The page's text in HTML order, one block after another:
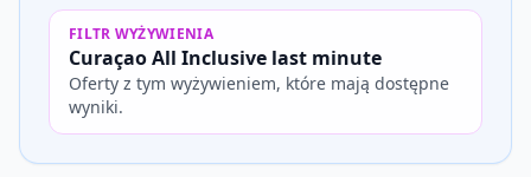
FILTR WYŻYWIENIA
Curaçao All Inclusive last minute
Oferty z tym wyżywieniem, które mają dostępne
wyniki.